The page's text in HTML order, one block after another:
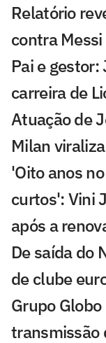
Relatório
contra
Pai e
carreira de
Atuação de
Milan
'Oito anos
curtos': Vini
após a
De saída do
de clube
Grupo
transmissão